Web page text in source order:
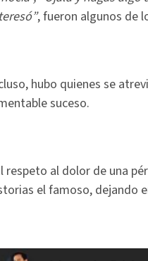
, fueron algunos de
hubo quienes se
suceso.
respeto al dolor de una
el famoso, dejando